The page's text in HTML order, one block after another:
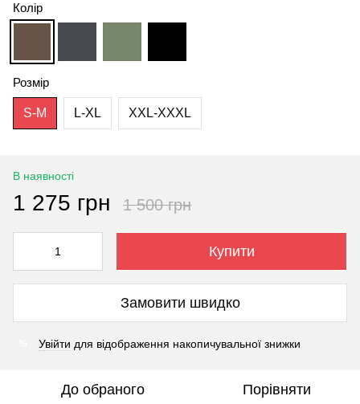
Колір
Розмір
S-M L-XL XXL-XXXL
В наявності
1 275 грн 1 500 грн
Купити
Замовити швидко
Увійти для відображення накопичувальної знижки
До обраного Порівняти